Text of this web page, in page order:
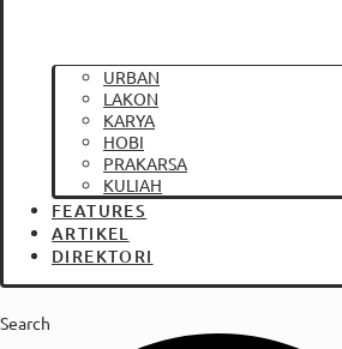
URBAN
LAKON
KARYA
HOBI
PRAKARSA
KULIAH
FEATURES
ARTIKEL
DIREKTORI
Search